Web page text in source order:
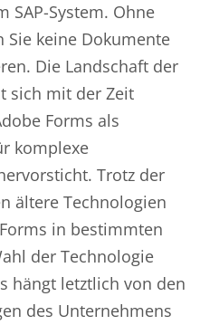
SAP-System. Ohne
keine Dokumente
Die Landschaft der
sich mit der Zeit
Forms als
komplexe
Trotz der
ältere Technologien
in bestimmten
der Technologie
hängt letztlich von den
des Unternehmens